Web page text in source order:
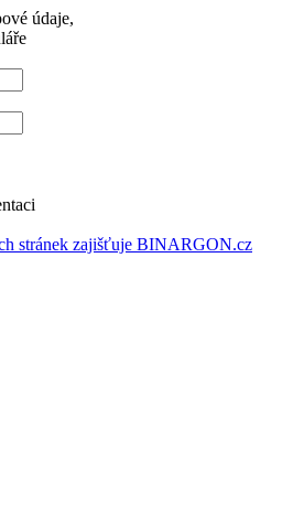
údaje,
stránek zajišťuje BINARGON.cz